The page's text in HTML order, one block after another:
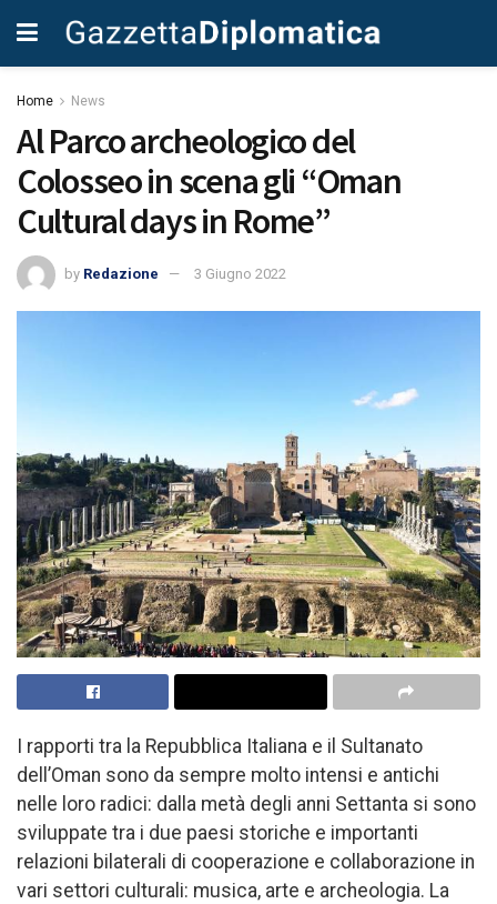
Home News
Al Parco archeologico del
Colosseo in scena gli “Oman
Cultural days in Rome”
by Redazione 3 Giugno 2022
I rapporti tra la Repubblica Italiana e il Sultanato
dell’Oman sono da sempre molto intensi e antichi
nelle loro radici: dalla metà degli anni Settanta si sono
sviluppate tra i due paesi storiche e importanti
relazioni bilaterali di cooperazione e collaborazione in
vari settori culturali: musica, arte e archeologia. La